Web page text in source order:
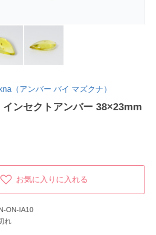
（アンバー バイ マズクナ）
インセクトアンバー 38×23mm
お気に入りに入れる
ON-IA10
れ